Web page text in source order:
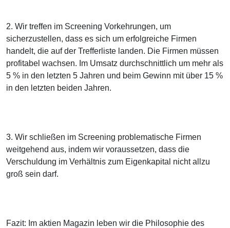
2. Wir treffen im Screening Vorkehrungen, um
sicherzustellen, dass es sich um erfolgreiche Firmen
handelt, die auf der Trefferliste landen. Die Firmen müssen
profitabel wachsen. Im Umsatz durchschnittlich um mehr als
5 % in den letzten 5 Jahren und beim Gewinn mit über 15 %
in den letzten beiden Jahren.
3. Wir schließen im Screening problematische Firmen
weitgehend aus, indem wir voraussetzen, dass die
Verschuldung im Verhältnis zum Eigenkapital nicht allzu
groß sein darf.
Fazit: Im aktien Magazin leben wir die Philosophie des